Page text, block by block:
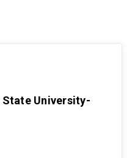
University-